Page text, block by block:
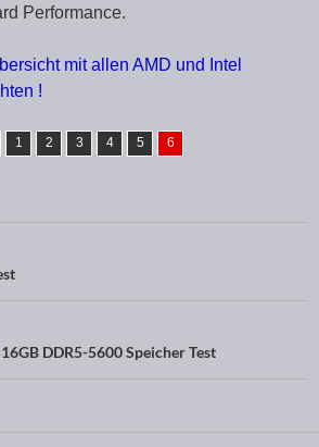
Performance.
mit allen AMD und Intel
!
1 2 3 4 5 6
DDR5-5600 Speicher Test